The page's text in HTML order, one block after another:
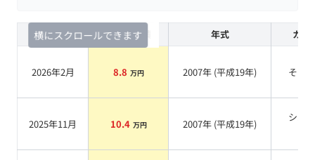
横にスクロールできます
査定時期 セルカ実績 年式 カラ
2026年2月 8.8 万円 2007年 (平成19年) その他
2025年11月 10.4 万円 2007年 (平成19年)
シル